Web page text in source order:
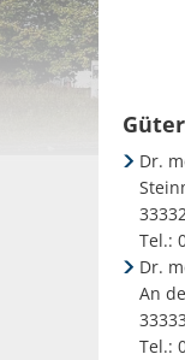
Dr.
Tel.:
Dr.
An
Tel.: